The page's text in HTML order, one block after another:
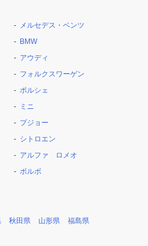
メルセデス・ベンツ
BMW
アウディ
フォルクスワーゲン
ポルシェ
ミニ
プジョー
シトロエン
アルファ ロメオ
ボルボ
秋田県 山形県 福島県